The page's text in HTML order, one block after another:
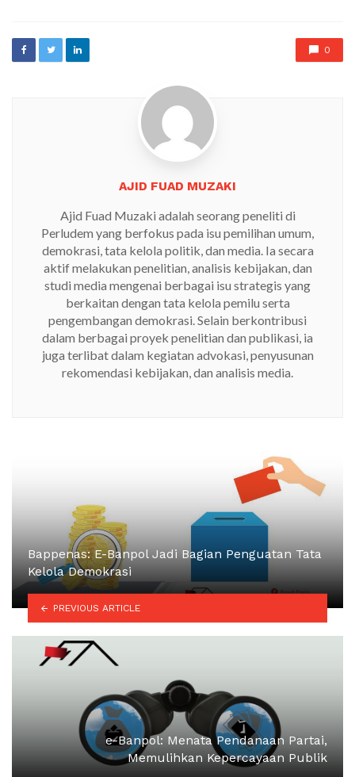
0
AJID FUAD MUZAKI
Ajid Fuad Muzaki adalah seorang peneliti di
Perludem yang berfokus pada isu pemilihan umum,
demokrasi, tata kelola politik, dan media. Ia secara
aktif melakukan penelitian, analisis kebijakan, dan
studi media mengenai berbagai isu strategis yang
berkaitan dengan tata kelola pemilu serta
pengembangan demokrasi. Selain berkontribusi
dalam berbagai proyek penelitian dan publikasi, ia
juga terlibat dalam kegiatan advokasi, penyusunan
rekomendasi kebijakan, dan analisis media.
Bappenas: E-Banpol Jadi Bagian Penguatan Tata
Kelola Demokrasi
PREVIOUS ARTICLE
e-Banpol: Menata Pendanaan Partai,
Memulihkan Kepercayaan Publik